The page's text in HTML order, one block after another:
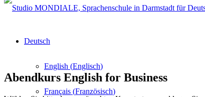
Deutsch
English (Englisch)
Français (Französisch)
Abendkurs English for Business